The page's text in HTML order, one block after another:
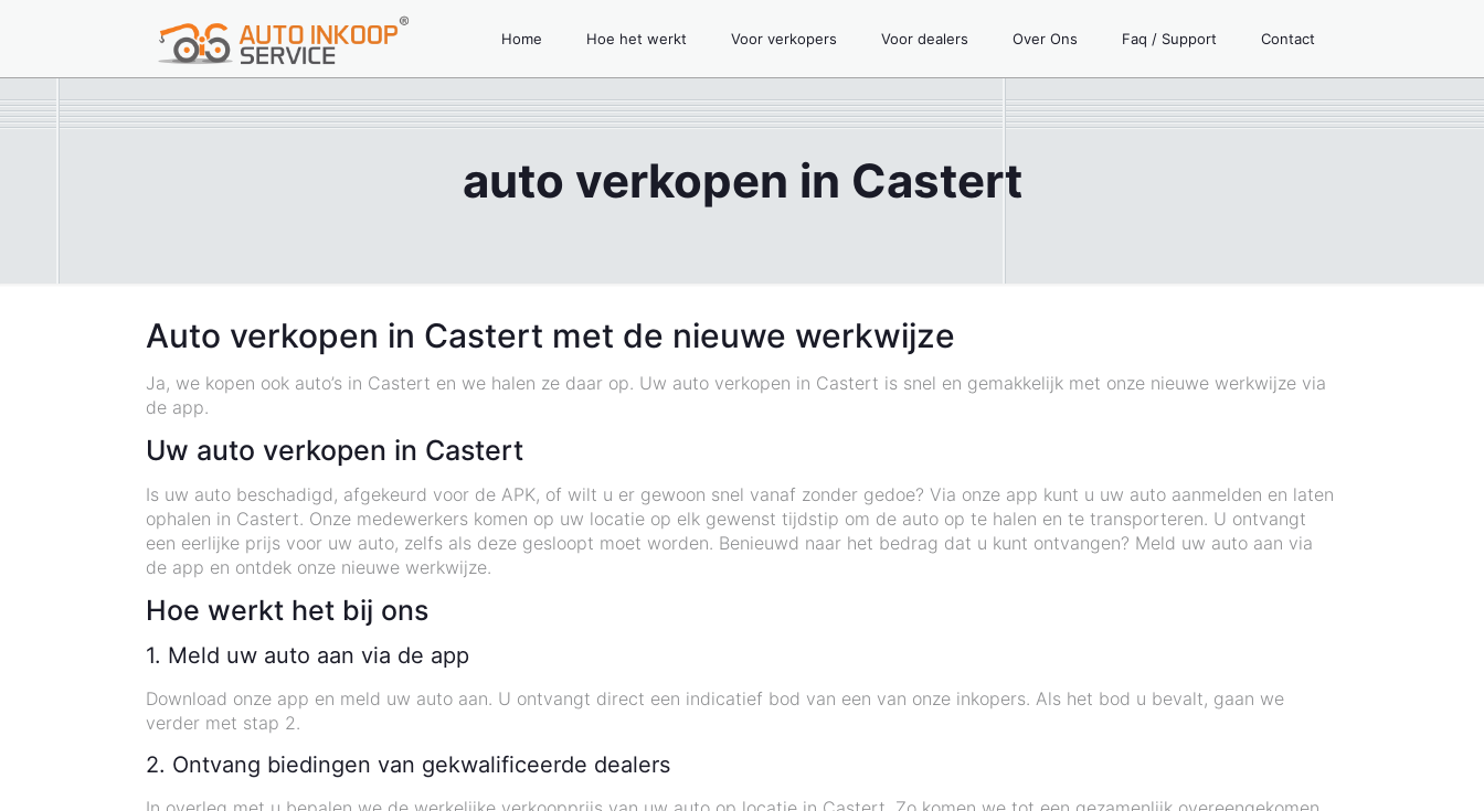
Home Hoe het werkt Voor verkopers Voor dealers Over Ons Faq / Support Contact
auto verkopen in Castert
Auto verkopen in Castert met de nieuwe werkwijze
Ja, we kopen ook auto’s in Castert en we halen ze daar op. Uw auto verkopen in Castert is snel en gemakkelijk met onze nieuwe werkwijze via
de app.
Uw auto verkopen in Castert
Is uw auto beschadigd, afgekeurd voor de APK, of wilt u er gewoon snel vanaf zonder gedoe? Via onze app kunt u uw auto aanmelden en laten
ophalen in Castert. Onze medewerkers komen op uw locatie op elk gewenst tijdstip om de auto op te halen en te transporteren. U ontvangt
een eerlijke prijs voor uw auto, zelfs als deze gesloopt moet worden. Benieuwd naar het bedrag dat u kunt ontvangen? Meld uw auto aan via
de app en ontdek onze nieuwe werkwijze.
Hoe werkt het bij ons
1. Meld uw auto aan via de app
Download onze app en meld uw auto aan. U ontvangt direct een indicatief bod van een van onze inkopers. Als het bod u bevalt, gaan we
verder met stap 2.
2. Ontvang biedingen van gekwalificeerde dealers